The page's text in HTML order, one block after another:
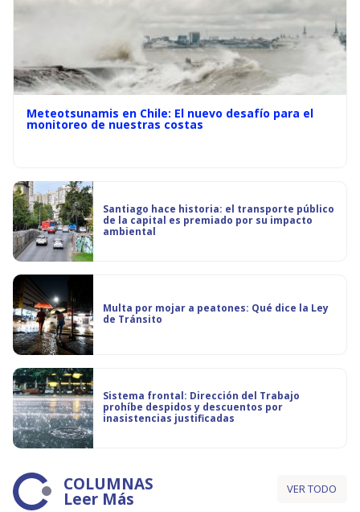
Meteotsunamis en Chile: El nuevo desafío para el
monitoreo de nuestras costas
Santiago hace historia: el transporte público
de la capital es premiado por su impacto
ambiental
Multa por mojar a peatones: Qué dice la Ley
de Tránsito
Sistema frontal: Dirección del Trabajo
prohíbe despidos y descuentos por
inasistencias justificadas
COLUMNAS
Leer Más VER TODO